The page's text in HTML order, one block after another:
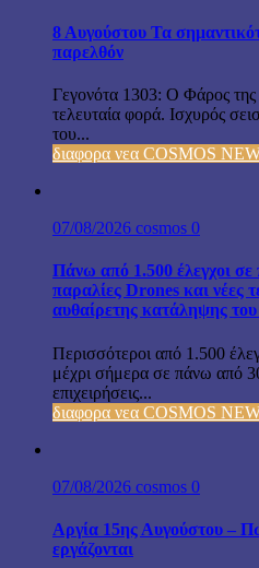
8 Αυγούστου Τα
παρελθόν
Γεγονότα 1303: Ο Φάρος της
τελευταία φορά. Ισχυρός
του...
διαφορα νεα COSMOS
07/08/2026 cosmos 0
Πάνω από 1.500 έλεγχοι σε
παραλίες Drones και νέες
αυθαίρετης κατάληψης του
Περισσότεροι από 1.500
μέχρι σήμερα σε πάνω από
επιχειρήσεις...
διαφορα νεα COSMOS
07/08/2026 cosmos 0
Αργία 15ης Αυγούστου –
εργάζονται